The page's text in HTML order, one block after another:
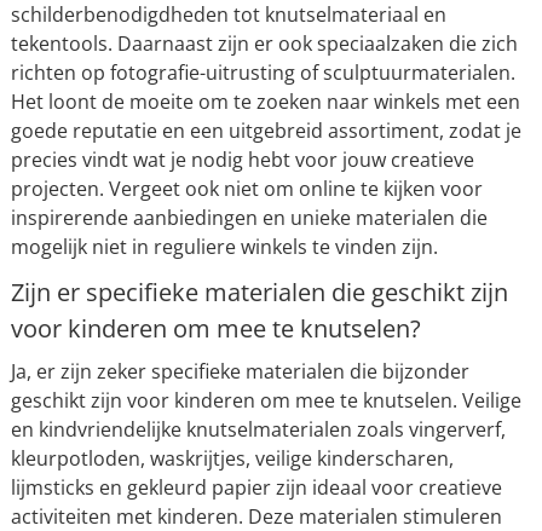
schilderbenodigdheden tot knutselmateriaal en
tekentools. Daarnaast zijn er ook speciaalzaken die zich
richten op fotografie-uitrusting of sculptuurmaterialen.
Het loont de moeite om te zoeken naar winkels met een
goede reputatie en een uitgebreid assortiment, zodat je
precies vindt wat je nodig hebt voor jouw creatieve
projecten. Vergeet ook niet om online te kijken voor
inspirerende aanbiedingen en unieke materialen die
mogelijk niet in reguliere winkels te vinden zijn.
Zijn er specifieke materialen die geschikt zijn
voor kinderen om mee te knutselen?
Ja, er zijn zeker specifieke materialen die bijzonder
geschikt zijn voor kinderen om mee te knutselen. Veilige
en kindvriendelijke knutselmaterialen zoals vingerverf,
kleurpotloden, waskrijtjes, veilige kinderscharen,
lijmsticks en gekleurd papier zijn ideaal voor creatieve
activiteiten met kinderen. Deze materialen stimuleren